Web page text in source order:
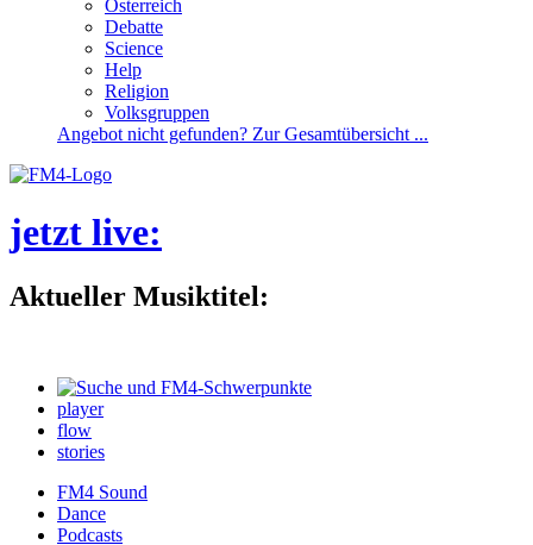
Österreich
Debatte
Science
Help
Religion
Volksgruppen
Angebotnichtgefunden?ZurGesamtübersicht...
jetztlive:
AktuellerMusiktitel:
player
flow
stories
FM4Sound
Dance
Podcasts